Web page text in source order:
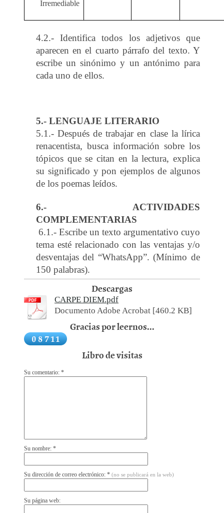
Irremediable
4.2.- Identifica todos los adjetivos que
aparecen en el cuarto párrafo del texto. Y
escribe un sinónimo y un antónimo para
cada uno de ellos.
5.- LENGUAJE LITERARIO
5.1.- Después de trabajar en clase la lírica
renacentista, busca información sobre los
tópicos que se citan en la lectura, explica
su significado y pon ejemplos de algunos
de los poemas leídos.
6.- ACTIVIDADES
COMPLEMENTARIAS
6.1.- Escribe un texto argumentativo cuyo
tema esté relacionado con las ventajas y/o
desventajas del “WhatsApp”. (Mínimo de
150 palabras).
Descargas
CARPE DIEM.pdf
Documento Adobe Acrobat [460.2 KB]
Gracias por leernos...
Libro de visitas
Su comentario: *
Su nombre: *
Su dirección de correo electrónico: * (no se publicará en la web)
Su página web: